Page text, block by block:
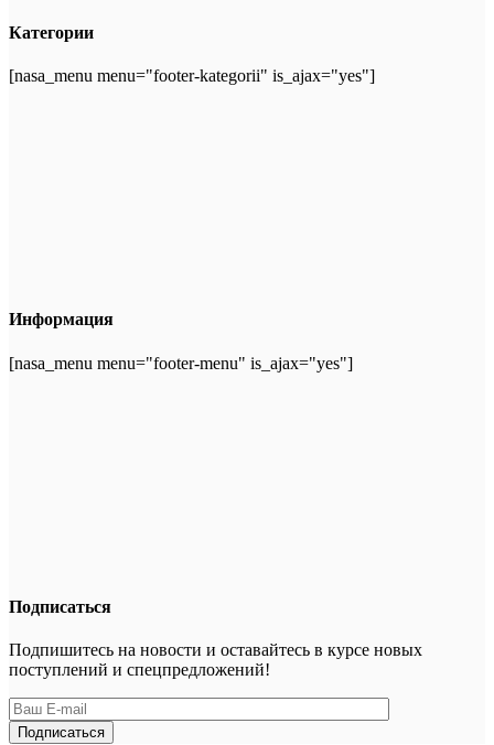
Категории
[nasa_menu menu="footer-kategorii" is_ajax="yes"]
Информация
[nasa_menu menu="footer-menu" is_ajax="yes"]
Подписаться
Подпишитесь на новости и оставайтесь в курсе новых
поступлений и спецпредложений!